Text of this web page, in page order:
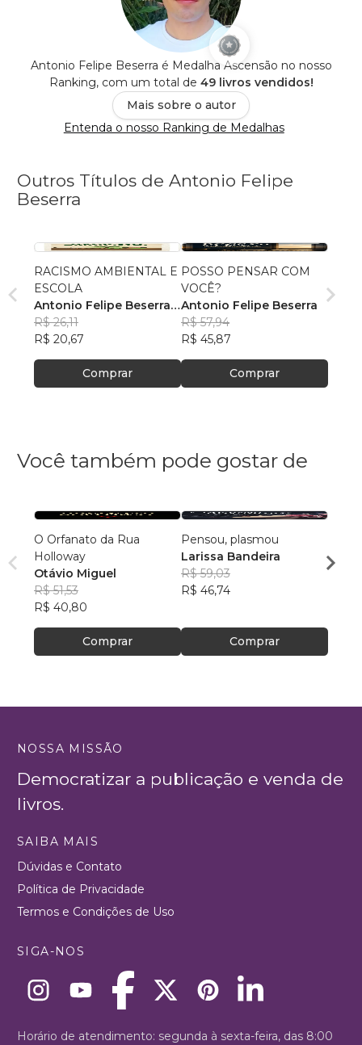
Antonio Felipe Beserra é Medalha Ascensão no nosso
Ranking, com um total de 49 livros vendidos!
Mais sobre o autor
Entenda o nosso Ranking de Medalhas
Outros Títulos de Antonio Felipe
Beserra
RACISMO AMBIENTAL E
ESCOLA
Antonio Felipe Beserra,
+3
R$ 26,11
R$ 20,67
Comprar
POSSO PENSAR COM
VOCÊ?
Antonio Felipe Beserra
R$ 57,94
R$ 45,87
Comprar
Você também pode gostar de
O Orfanato da Rua
Holloway
Otávio Miguel
R$ 51,53
R$ 40,80
Comprar
Pensou, plasmou
Larissa Bandeira
R$ 59,03
R$ 46,74
Comprar
noite
NOSSA MISSÃO
Democratizar a publicação e venda de
livros.
SAIBA MAIS
Dúvidas e Contato
Política de Privacidade
Termos e Condições de Uso
SIGA-NOS
Horário de atendimento: segunda à sexta-feira, das 8:00